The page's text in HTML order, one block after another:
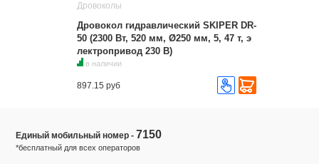
Дровоколы
Дровокол гидравлический SKIPER DR-
50 (2300 Вт, 520 мм, Ø250 мм, 5, 47 т, э
лектропривод 230 В)
в наличии
897.15 руб
Единый мобильный номер - 7150
*бесплатный для всех операторов